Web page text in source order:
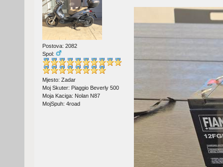
Postova: 2082
Spol:
Mjesto: Zadar
Moj Skuter: Piaggio Beverly 500
Moja Kaciga: Nolan N87
MojSpuh: 4road